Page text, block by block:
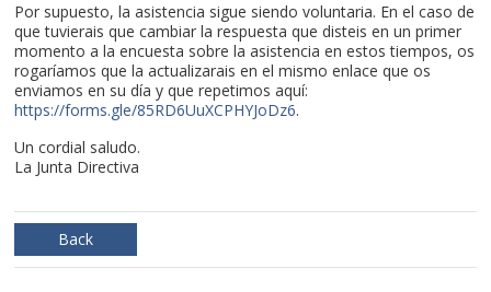
Por supuesto, la asistencia sigue siendo voluntaria. En el caso de
que tuvierais que cambiar la respuesta que disteis en un primer
momento a la encuesta sobre la asistencia en estos tiempos, os
rogaríamos que la actualizarais en el mismo enlace que os
enviamos en su día y que repetimos aquí:
https://forms.gle/85RD6UuXCPHYJoDz6.
Un cordial saludo.
La Junta Directiva
Back